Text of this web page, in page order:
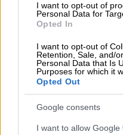
I want to opt-out of
Personal Data for
Opted In
I want to opt-out of
Retention, Sale, and/
Personal Data that Is
Purposes for which it
Opted Out
Google consents
I want to allow
Στην
κεντρικό δελτίο
πρόταξε το
επίτευγμα
από τις
πρώτη φορά στην
Γη κατάφεραν να